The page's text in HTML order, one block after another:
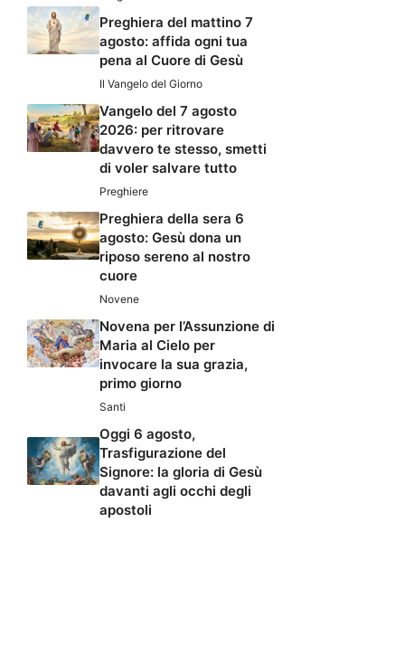
Preghiera del mattino 7
agosto: affida ogni tua
pena al Cuore di Gesù
Il Vangelo del Giorno
Vangelo del 7 agosto
2026: per ritrovare
davvero te stesso, smetti
di voler salvare tutto
Preghiere
Preghiera della sera 6
agosto: Gesù dona un
riposo sereno al nostro
cuore
Novene
Novena per l’Assunzione di
Maria al Cielo per
invocare la sua grazia,
primo giorno
Santi
Oggi 6 agosto,
Trasfigurazione del
Signore: la gloria di Gesù
davanti agli occhi degli
apostoli